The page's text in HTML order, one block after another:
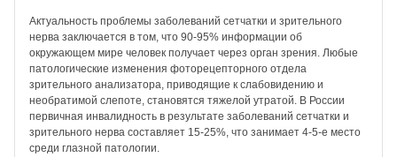
Актуальность проблемы заболеваний сетчатки и зрительного
нерва заключается в том, что 90-95% информации об
окружающем мире человек получает через орган зрения. Любые
патологические изменения фоторецепторного отдела
зрительного анализатора, приводящие к слабовидению и
необратимой слепоте, становятся тяжелой утратой. В России
первичная инвалидность в результате заболеваний сетчатки и
зрительного нерва составляет 15-25%, что занимает 4-5-е место
среди глазной патологии.